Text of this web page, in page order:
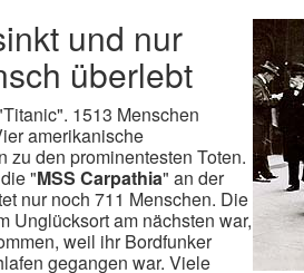
und nur
überlebt
1513 Menschen
amerikanische
zu den prominentesten Toten.
"MSS Carpathia" an der
nur noch 711 Menschen. Die
Unglücksort am nächsten war,
weil ihr Bordfunker
gegangen war. Viele